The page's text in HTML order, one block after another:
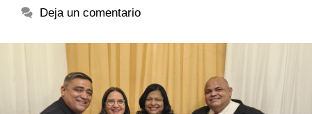
Deja un comentario